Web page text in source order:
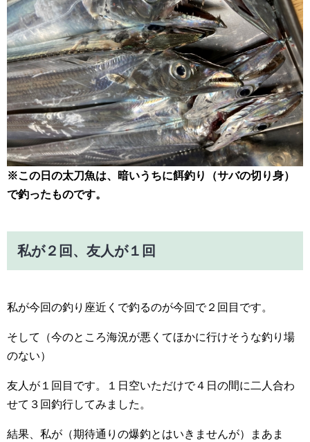
※この日の太刀魚は、暗いうちに餌釣り（サバの切り身）
で釣ったものです。
私が２回、友人が１回
私が今回の釣り座近くで釣るのが今回で２回目です。
そして（今のところ海況が悪くてほかに行けそうな釣り場
のない）
友人が１回目です。１日空いただけで４日の間に二人合わ
せて３回釣行してみました。
結果、私が（期待通りの爆釣とはいきませんが）まあま